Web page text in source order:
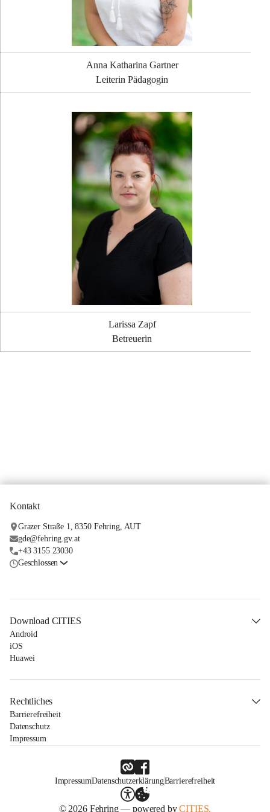
Anna Katharina Gartner
Leiterin Pädagogin
Larissa Zapf
Betreuerin
Kontakt
Grazer Straße 1, 8350 Fehring, AUT
gde@fehring.gv.at
+43 3155 23030
Geschlossen
Download CITIES
Android
iOS
Huawei
Rechtliches
Barrierefreiheit
Datenschutz
Impressum
ImpressumDatenschutzerklärungBarrierefreiheit
© 2026 Fehring — powered byCITIES.